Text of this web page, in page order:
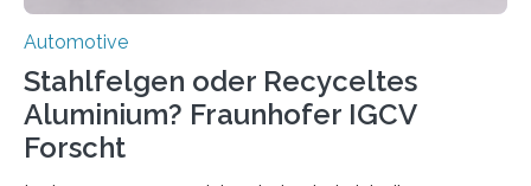
Automotive
Stahlfelgen oder Recyceltes
Aluminium? Fraunhofer IGCV
Forscht